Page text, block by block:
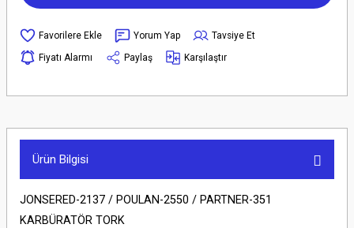
Yorum Yap
Tavsiye Et
Fiyatı Alarmı
Paylaş Karşılaştır
Ürün Bilgisi
JONSERED-2137 / POULAN-2550 / PARTNER-351
KARBÜRATÖR TORK